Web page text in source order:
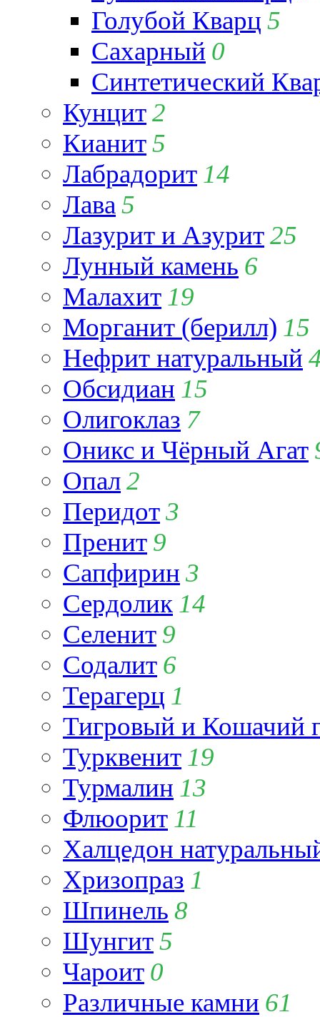
Голубой Кварц 5
Сахарный 0
Синтетический
Кунцит2
Кианит5
Лабрадорит 14
Лава 5
Лазурит и Азурит25
Лунный камень 6
Малахит 19
Морганит (берилл) 15
Нефрит натуральный
Обсидиан 15
Олигоклаз 7
Оникс и Чёрный Агат
Опал2
Перидот3
Пренит 9
Сапфирин 3
Сердолик 14
Селенит 9
Содалит 6
Терагерц 1
Тигровый и Кошачий
Турквенит 19
Турмалин 13
Флюорит 11
Халцедон
Хризопраз 1
Шпинель 8
Шунгит5
Чароит 0
Различные камни 61